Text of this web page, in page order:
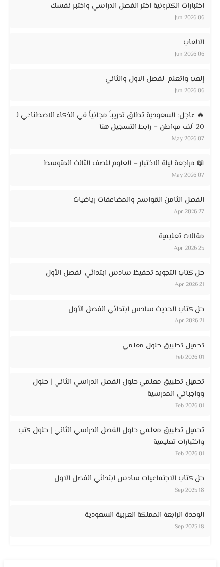
اختبارات الكترونية اختر الفصل الدراسي واختبر نفسك
06 Jun 2026
الالعاب
06 Jun 2026
إلعب واتعلم الفصل الاول والثاني
06 Jun 2026
🔥 عاجل: السعودية تطلق تدريباً مجانياً في الذكاء الاصطناعي لـ
20 ألف مواطن – رابط التسجيل هنا
07 May 2026
📖 مراجعة ليلة الاختبار – العلوم للصف الثالث المتوسط
07 May 2026
الفصل الثامن القواسم والمضاعفات رياضيات
27 Apr 2026
مقالات تعليمية
25 Apr 2026
حل كتاب التجويد تحفيظ سادس ابتدائي الفصل الأول
21 Apr 2026
حل كتاب الحديث سادس ابتدائي الفصل الأول
21 Apr 2026
تحميل تطبيق حلول معلمي
01 Feb 2026
تحميل تطبيق معلمي حلول الفصل الدراسي الثاني | حلول
وواجباتي المدرسية
01 Feb 2026
تحميل تطبيق معلمي حلول الفصل الدراسي الثاني | حلول كتب
واختبارات تعليمية
01 Feb 2026
حل كتاب الاجتماعيات سادس ابتدائي الفصل الاول
18 Sep 2025
الوحدة الرابعة المملكة العربية السعودية
18 Sep 2025